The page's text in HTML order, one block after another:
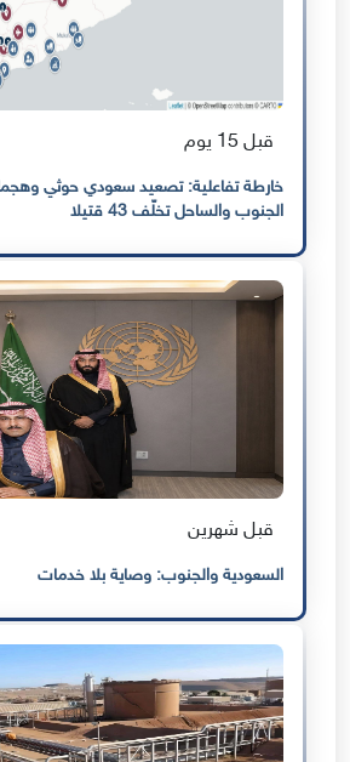
قبل 15 يوم
خارطة تفاعلية: تصعيد سعودي حوثي
الجنوب والساحل تخلّف 43 قتيلا
قبل شهرين
السعودية والجنوب: وصاية بلا خدمات